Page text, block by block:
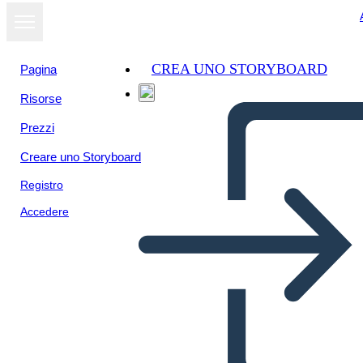
Pagina
Risorse
Prezzi
Creare uno Storyboard
Registro
Accedere
CREA UNO STORYBOARD